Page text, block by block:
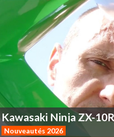
Kawasaki Ninja ZX-10R
Nouveautés 2026